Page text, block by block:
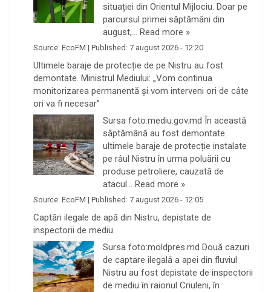
situației din Orientul Mijlociu. Doar pe
parcursul primei săptămâni din
august,… Read more »
Source: EcoFM | Published: 7 august 2026 - 12:20
Ultimele baraje de protecție de pe Nistru au fost
demontate. Ministrul Mediului: „Vom continua
monitorizarea permanentă și vom interveni ori de câte
ori va fi necesar”
Sursa foto:mediu.gov.md În această
săptămână au fost demontate
ultimele baraje de protecție instalate
pe râul Nistru în urma poluării cu
produse petroliere, cauzată de
atacul… Read more »
Source: EcoFM | Published: 7 august 2026 - 12:05
Captări ilegale de apă din Nistru, depistate de
inspectorii de mediu
Sursa foto:moldpres.md Două cazuri
de captare ilegală a apei din fluviul
Nistru au fost depistate de inspectorii
de mediu în raionul Criuleni, în